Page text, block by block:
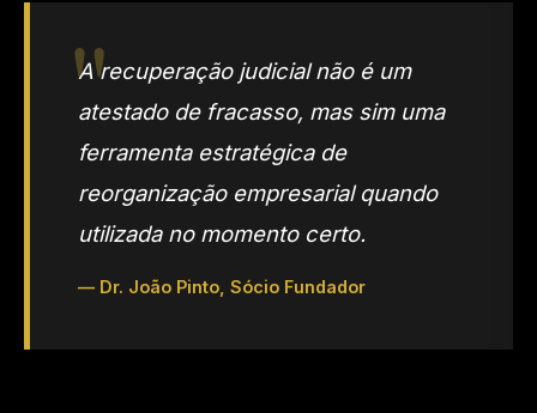
A recuperação judicial não é um
atestado de fracasso, mas sim uma
ferramenta estratégica de
reorganização empresarial quando
utilizada no momento certo.
— Dr. João Pinto, Sócio Fundador